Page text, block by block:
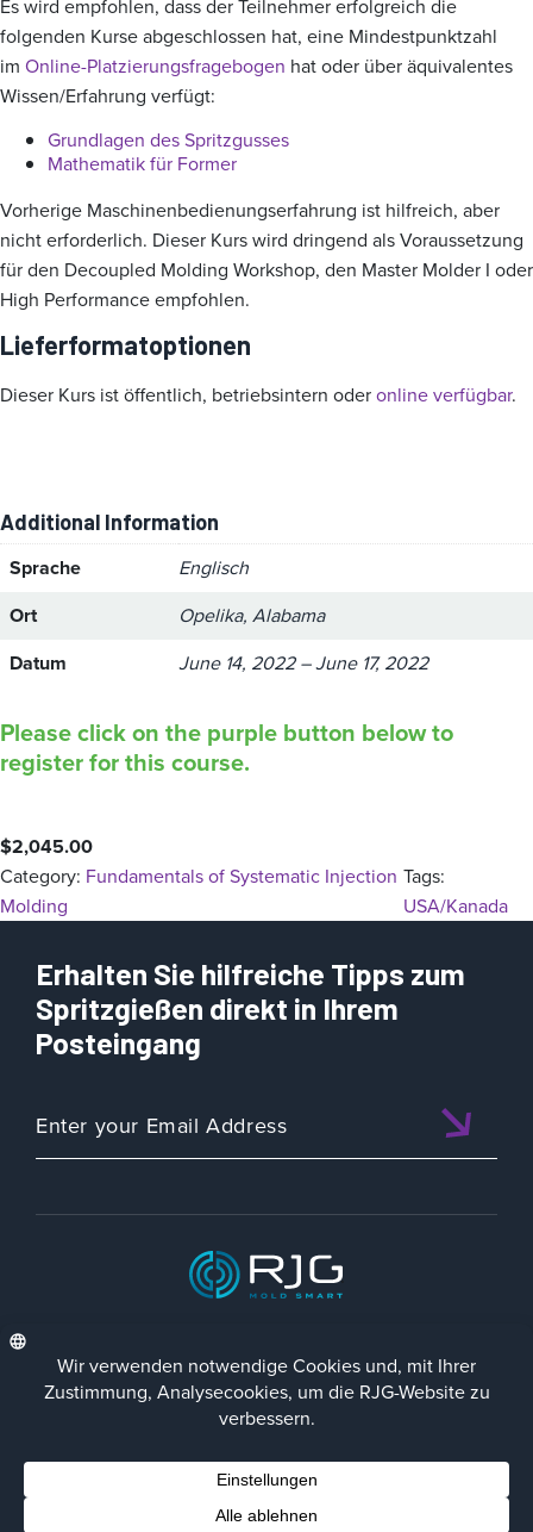
Es wird empfohlen, dass der Teilnehmer erfolgreich die
folgenden Kurse abgeschlossen hat, eine Mindestpunktzahl
im Online-Platzierungsfragebogen hat oder über äquivalentes
Wissen/Erfahrung verfügt:
Grundlagen des Spritzgusses
Mathematik für Former
Vorherige Maschinenbedienungserfahrung ist hilfreich, aber
nicht erforderlich. Dieser Kurs wird dringend als Voraussetzung
für den Decoupled Molding Workshop, den Master Molder I oder
High Performance empfohlen.
Lieferformatoptionen
Dieser Kurs ist öffentlich, betriebsintern oderonline verfügbar.
Additional Information
Sprache
Englisch
Ort
Opelika, Alabama
Datum
June 14, 2022 – June 17, 2022
Please click on the purple button below to
register for this course.
$2,045.00
Category: Fundamentals of Systematic Injection
Molding
Tags:
USA/Kanada
Erhalten Sie hilfreiche Tipps zum
Spritzgießen direkt in Ihrem
Posteingang
Datenschutz-Richtlinie